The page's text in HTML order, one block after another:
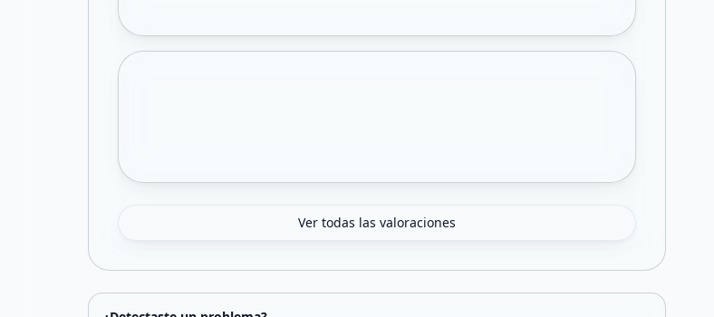
Ver todas las valoraciones